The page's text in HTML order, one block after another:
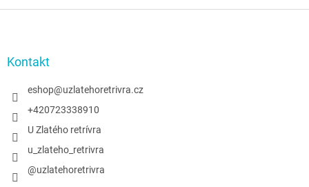
Kontakt
eshop@uzlatehoretrivra.cz
+420723338910
U Zlatého retrívra
u_zlateho_retrivra
@uzlatehoretrivra